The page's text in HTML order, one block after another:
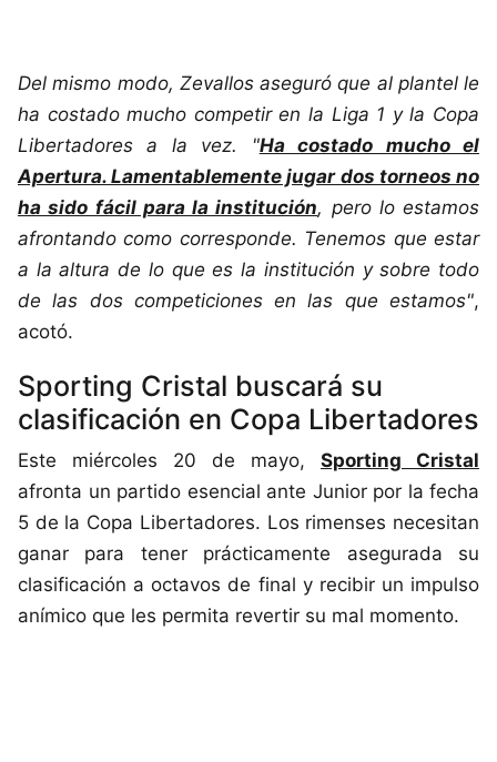
Del mismo modo, Zevallos aseguró que al plantel le
ha costado mucho competir en la Liga 1 y la Copa
Libertadores a la vez. "Ha costado mucho el
Apertura. Lamentablemente jugar dos torneos no
ha sido fácil para la institución, pero lo estamos
afrontando como corresponde. Tenemos que estar
a la altura de lo que es la institución y sobre todo
de las dos competiciones en las que estamos",
acotó.
Sporting Cristal buscará su
clasificación en Copa Libertadores
Este miércoles 20 de mayo, Sporting Cristal
afronta un partido esencial ante Junior por la fecha
5 de la Copa Libertadores. Los rimenses necesitan
ganar para tener prácticamente asegurada su
clasificación a octavos de final y recibir un impulso
anímico que les permita revertir su mal momento.